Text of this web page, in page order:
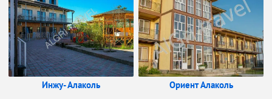
Инжу- Алаколь
Ориент Алаколь